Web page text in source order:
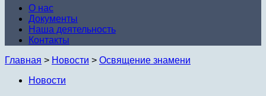
О нас
Документы
Наша деятельность
Контакты
Главная > Новости > Освящение знамени
Новости